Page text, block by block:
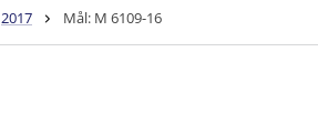
2017 Mål: M 6109-16